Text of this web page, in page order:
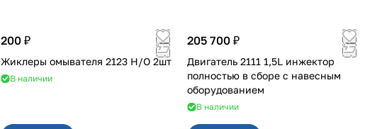
200 ₽
Жиклеры омывателя 2123 Н/О 2шт
В наличии
205 700 ₽
Двигатель 2111 1,5L инжектор
полностью в сборе с навесным
оборудованием
В наличии